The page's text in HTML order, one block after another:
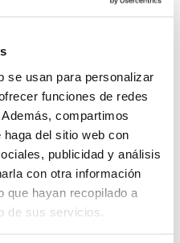
se usan para personalizar
funciones de redes
compartimos
del sitio web con
publicidad y análisis
con otra información
que hayan recopilado a
de sus servicios.